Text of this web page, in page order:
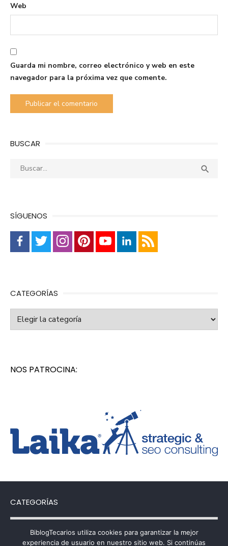
Web
Guarda mi nombre, correo electrónico y web en este
navegador para la próxima vez que comente.
BUSCAR
Buscar: 
SÍGUENOS
CATEGORÍAS
Categorías
NOS PATROCINA:
CATEGORÍAS
Categorías
BiblogTecarios utiliza cookies para garantizar la mejor
experiencia de usuario en nuestro sitio web. Si continúas